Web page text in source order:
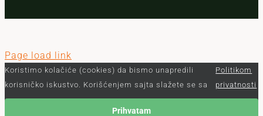
Page load link
Koristimo kolačiće (cookies) da bismo unapredili
korisničko iskustvo. Korišćenjem sajta slažete se sa
Politikom
privatnosti
Prihvatam